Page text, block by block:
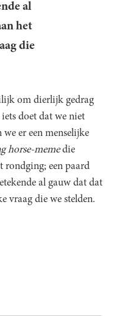
al
het
die
om dierlijk gedrag
doet dat we niet
er een menselijke
horse-memedie
rondging; een paard
al gauw dat dat
vraag die we stelden.